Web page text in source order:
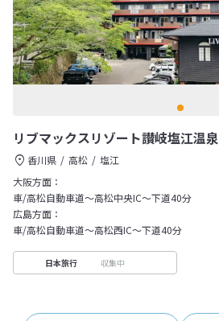
リブマックスリゾート讃岐塩江温泉
香川県 高松
塩江
大阪方面：
車/高松自動車道～高松中央IC～下道40分
広島方面：
車/高松自動車道～高松西IC～下道40分
日本旅行 収集中